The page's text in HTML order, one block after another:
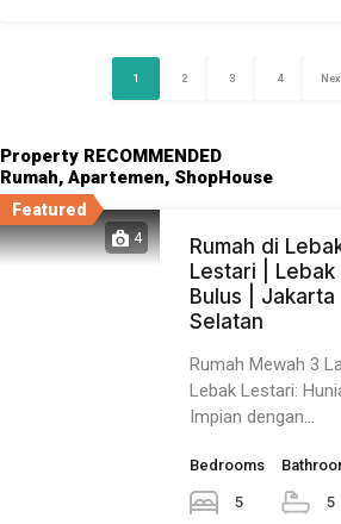
1 2 3 4
Property RECOMMENDED
Rumah, Apartemen, ShopHouse
Featured
4
Rumah di
Lestari | Lebak
Bulus | Jakarta
Selatan
Rumah Mewah 3
Lebak Lestari:
Impian dengan…
Bedrooms
5 5